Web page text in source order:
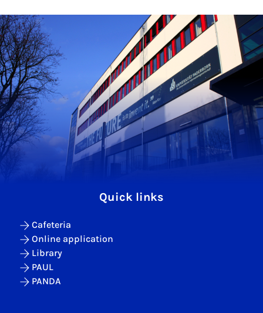
Quick links
Cafeteria
Online application
Library
PAUL
PANDA